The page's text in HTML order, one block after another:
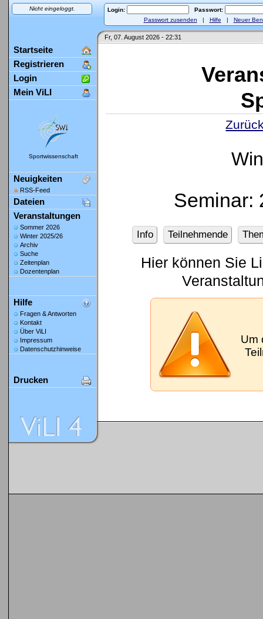
Nicht eingeloggt. Login:
Passwort:
Passwort zusenden | Hilfe | Neuer
Fr, 07. August 2026 - 22:31
Startseite
Registrieren
Login
Mein ViLI
Sportwissenschaft
Neuigkeiten
RSS-Feed
Dateien
Veranstaltungen
Sommer 2026
Winter 2025/26
Archiv
Suche
Zeitenplan
Dozentenplan
Hilfe
Fragen & Antworten
Kontakt
Über ViLI
Impressum
Datenschutzhinweise
Drucken
Seminar:
Info Teilnehmende
Hier können Sie
Um